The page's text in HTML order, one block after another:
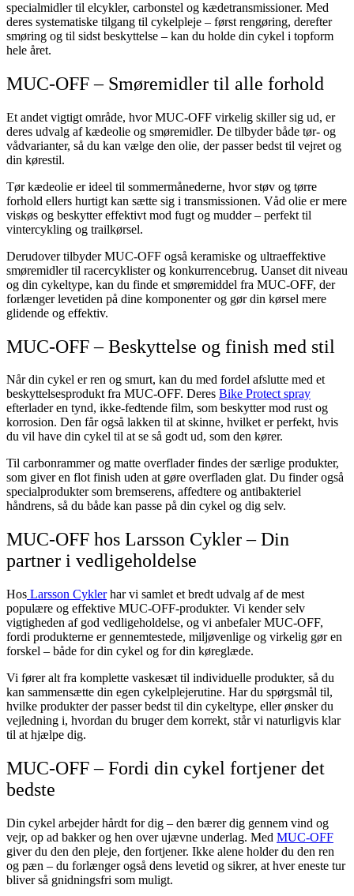
specialmidler til elcykler, carbonstel og kædetransmissioner. Med
deres systematiske tilgang til cykelpleje – først rengøring, derefter
smøring og til sidst beskyttelse – kan du holde din cykel i topform
hele året.
MUC-OFF – Smøremidler til alle forhold
Et andet vigtigt område, hvor MUC-OFF virkelig skiller sig ud, er
deres udvalg af kædeolie og smøremidler. De tilbyder både tør- og
vådvarianter, så du kan vælge den olie, der passer bedst til vejret og
din kørestil.
Tør kædeolie er ideel til sommermånederne, hvor støv og tørre
forhold ellers hurtigt kan sætte sig i transmissionen. Våd olie er mere
viskøs og beskytter effektivt mod fugt og mudder – perfekt til
vintercykling og trailkørsel.
Derudover tilbyder MUC-OFF også keramiske og ultraeffektive
smøremidler til racercyklister og konkurrencebrug. Uanset dit niveau
og din cykeltype, kan du finde et smøremiddel fra MUC-OFF, der
forlænger levetiden på dine komponenter og gør din kørsel mere
glidende og effektiv.
MUC-OFF – Beskyttelse og finish med stil
Når din cykel er ren og smurt, kan du med fordel afslutte med et
beskyttelsesprodukt fra MUC-OFF. Deres Bike Protect spray
efterlader en tynd, ikke-fedtende film, som beskytter mod rust og
korrosion. Den får også lakken til at skinne, hvilket er perfekt, hvis
du vil have din cykel til at se så godt ud, som den kører.
Til carbonrammer og matte overflader findes der særlige produkter,
som giver en flot finish uden at gøre overfladen glat. Du finder også
specialprodukter som bremserens, affedtere og antibakteriel
håndrens, så du både kan passe på din cykel og dig selv.
MUC-OFF hos Larsson Cykler – Din
partner i vedligeholdelse
Hos Larsson Cyklerhar vi samlet et bredt udvalg af de mest
populære og effektive MUC-OFF-produkter. Vi kender selv
vigtigheden af god vedligeholdelse, og vi anbefaler MUC-OFF,
fordi produkterne er gennemtestede, miljøvenlige og virkelig gør en
forskel – både for din cykel og for din køreglæde.
Vi fører alt fra komplette vaskesæt til individuelle produkter, så du
kan sammensætte din egen cykelplejerutine. Har du spørgsmål til,
hvilke produkter der passer bedst til din cykeltype, eller ønsker du
vejledning i, hvordan du bruger dem korrekt, står vi naturligvis klar
til at hjælpe dig.
MUC-OFF – Fordi din cykel fortjener det
bedste
Din cykel arbejder hårdt for dig – den bærer dig gennem vind og
vejr, op ad bakker og hen over ujævne underlag. Med MUC-OFF
giver du den den pleje, den fortjener. Ikke alene holder du den ren
og pæn – du forlænger også dens levetid og sikrer, at hver eneste tur
bliver så gnidningsfri som muligt.